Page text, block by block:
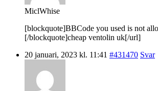
MiclWhise
[blockquote]BBCode you used is not
[/blockquote]cheap ventolin uk[/url]
20 januari, 2023 kl. 11:41 #431470 Svar